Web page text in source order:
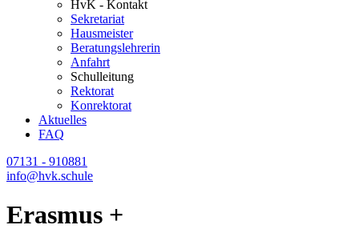
HvK - Kontakt
Sekretariat
Hausmeister
Beratungslehrerin
Anfahrt
Schulleitung
Rektorat
Konrektorat
Aktuelles
FAQ
07131 - 910881
info@hvk.schule
Erasmus +